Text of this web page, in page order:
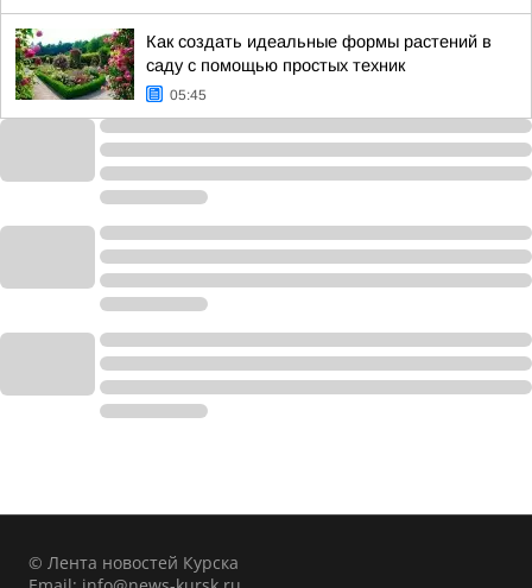
Как создать идеальные формы растений в
саду с помощью простых техник
05:45
© Лента новостей Курска